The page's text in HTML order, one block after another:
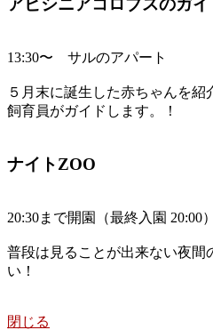
アビシニアコロブスのガイ
13:30〜 サルのアパート
５月末に誕生した赤ちゃんを紹
飼育員がガイドします。！
ナイトZOO
20:30まで開園（最終入園 20:00）
普段は見ることが出来ない夜間
い！
閉じる